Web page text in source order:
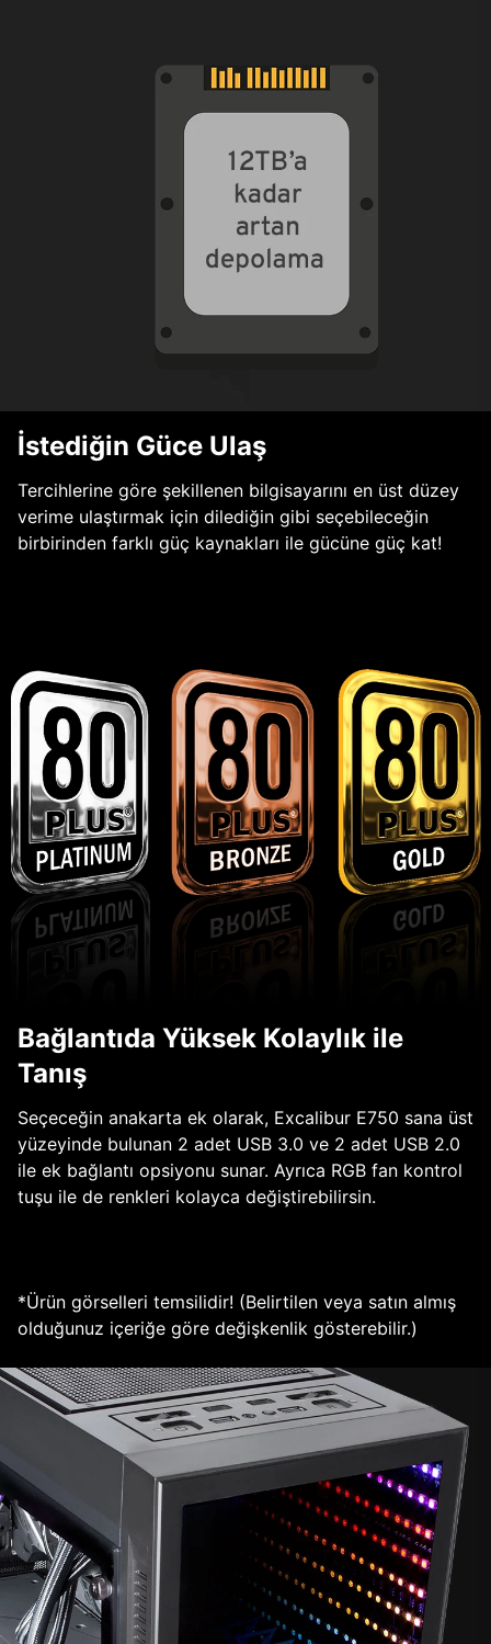
İstediğin Güce Ulaş
Tercihlerine göre şekillenen bilgisayarını en üst düzey
verime ulaştırmak için dilediğin gibi seçebileceğin
birbirinden farklı güç kaynakları ile gücüne güç kat!
Bağlantıda Yüksek Kolaylık ile
Tanış
Seçeceğin anakarta ek olarak, Excalibur E750 sana üst
yüzeyinde bulunan 2 adet USB 3.0 ve 2 adet USB 2.0
ile ek bağlantı opsiyonu sunar. Ayrıca RGB fan kontrol
tuşu ile de renkleri kolayca değiştirebilirsin.
*Ürün görselleri temsilidir! (Belirtilen veya satın almış
olduğunuz içeriğe göre değişkenlik gösterebilir.)